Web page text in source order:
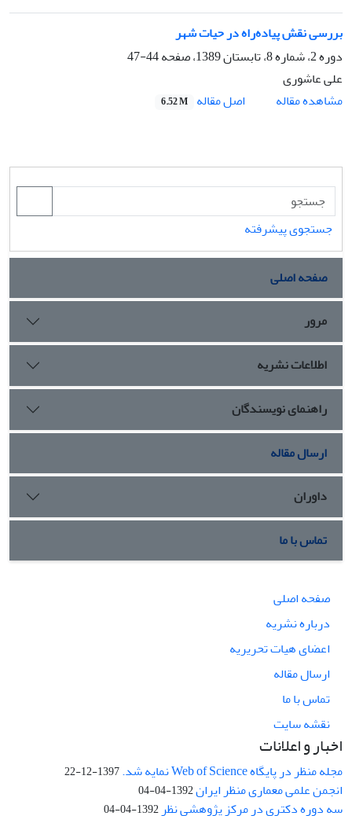
بررسی نقش پیاده‌راه در حیات شهر
دوره 2، شماره 8، تابستان 1389، صفحه
44-47
علی عاشوری
مشاهده مقاله
اصل مقاله 6.52 M
جستجوی پیشرفته
صفحه اصلی
مرور
اطلاعات نشریه
راهنمای نویسندگان
ارسال مقاله
داوران
تماس با ما
صفحه اصلی
درباره نشریه
اعضای هیات تحریریه
ارسال مقاله
تماس با ما
نقشه سایت
اخبار و اعلانات
مجله منظر در پایگاه Web of Science نمایه شد. 1397-12-22
انجمن علمی معماری منظر ایران1392-04-04
سه دوره دکتری در مرکز پژوهشی نظر 1392-04-04